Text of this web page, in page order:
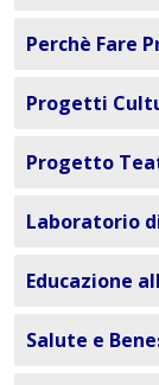
Perchè Fare
Progetti
Progetto
Laboratorio
Educazione
Salute e